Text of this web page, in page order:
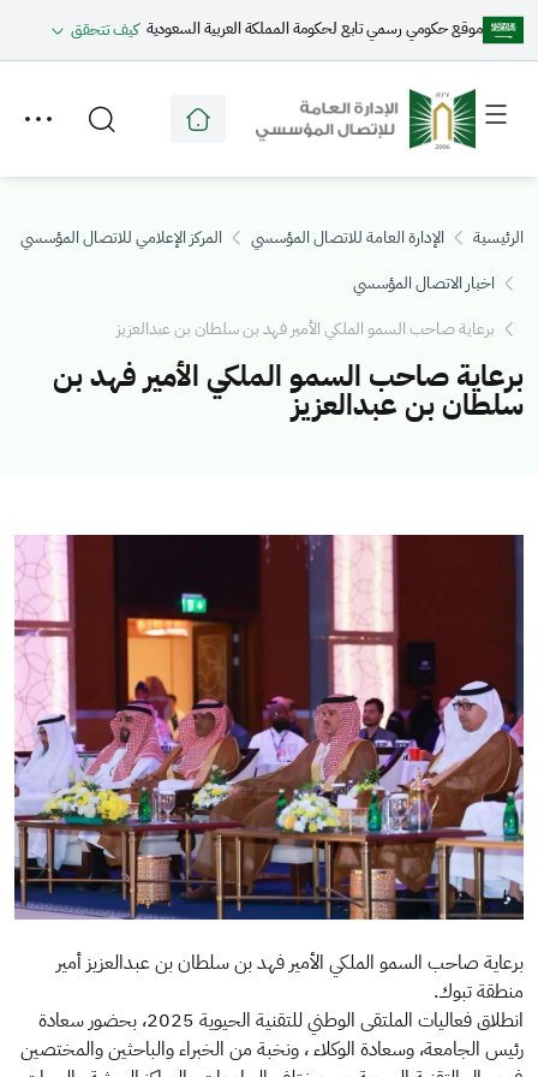
موقع حكومي رسمي تابع لحكومة المملكة العربية السعودية كيف تتحقق
Toggle
menu
Toggle
secondary
menu
الرئيسية الإدارة العامة للاتصال المؤسسي
المركز الإعلامي للاتصال المؤسسي
اخبار الاتصال المؤسسي
برعاية صاحب السمو الملكي الأمير فهد بن سلطان بن عبدالعزيز
برعاية صاحب السمو الملكي الأمير فهد بن
سلطان بن عبدالعزيز
برعاية صاحب السمو الملكي الأمير فهد بن سلطان بن عبدالعزيز ⁧‫أمير
منطقة تبوك‬⁩.
‏انطلاق فعاليات ⁧‫الملتقى الوطني للتقنية الحيوية 2025‬⁩، بحضور سعادة
رئيس الجامعة، وسعادة الوكلاء ، ونخبة من الخبراء والباحثين والمختصين